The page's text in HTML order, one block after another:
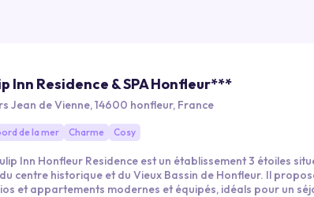
Inn Residence & SPA Honfleur***
Jean de Vienne, 14600 honfleur, France
de la mer Charme Cosy
Inn Honfleur Residence est un établissement 3 étoiles
centre historique et du Vieux Bassin de Honfleur. Il
et appartements modernes et équipés, idéals pour un